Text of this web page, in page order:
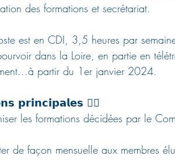
des formations et secrétariat.
est en CDI, 3,5 heures par
dans la Loire, en partie en
partir du 1er janvier 2024.
𝗽𝗿𝗶𝗻𝗰𝗶𝗽𝗮𝗹𝗲𝘀 👇🏽
les formations décidées par le
de façon mensuelle aux membres